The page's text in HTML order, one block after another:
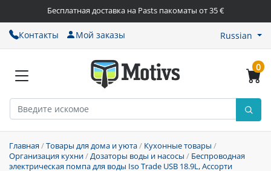
Бесплатная доставка на Pasts пакоматы от 35 €
Контакты Мой заказы Russian
0
Главная/Товары для дома и уюта/ Кухонные товары /
Организация кухни/Дозаторы воды и насосы / Беспроводная
электрическая помпа для воды Iso Trade USB 18.9L, Ассорти